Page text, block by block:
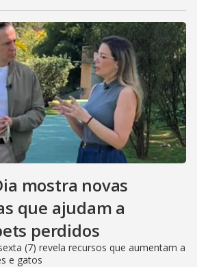
mostra novas
que ajudam a
perdidos
(7) revela recursos que aumentam a
e gatos